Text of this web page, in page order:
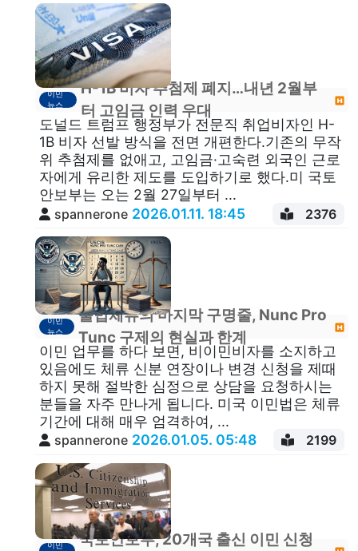
이민
뉴스
H-1B 비자 추첨제 폐지…내년 2월부
터 고임금 인력 우대
도널드 트럼프 행정부가 전문직 취업비자인 H-
1B 비자 선발 방식을 전면 개편한다.기존의 무작
위 추첨제를 없애고, 고임금·고숙련 외국인 근로
자에게 유리한 제도를 도입하기로 했다.미 국토
안보부는 오는 2월 27일부터 ...
spannerone 2026.01.11. 18:45 2376
이민
뉴스
불법체류의 마지막 구명줄, Nunc Pro
Tunc 구제의 현실과 한계
이민 업무를 하다 보면, 비이민비자를 소지하고
있음에도 체류 신분 연장이나 변경 신청을 제때
하지 못해 절박한 심정으로 상담을 요청하시는
분들을 자주 만나게 됩니다. 미국 이민법은 체류
기간에 대해 매우 엄격하여, ...
spannerone 2026.01.05. 05:48 2199
이민
국토안보부, 20개국 출신 이민 신청